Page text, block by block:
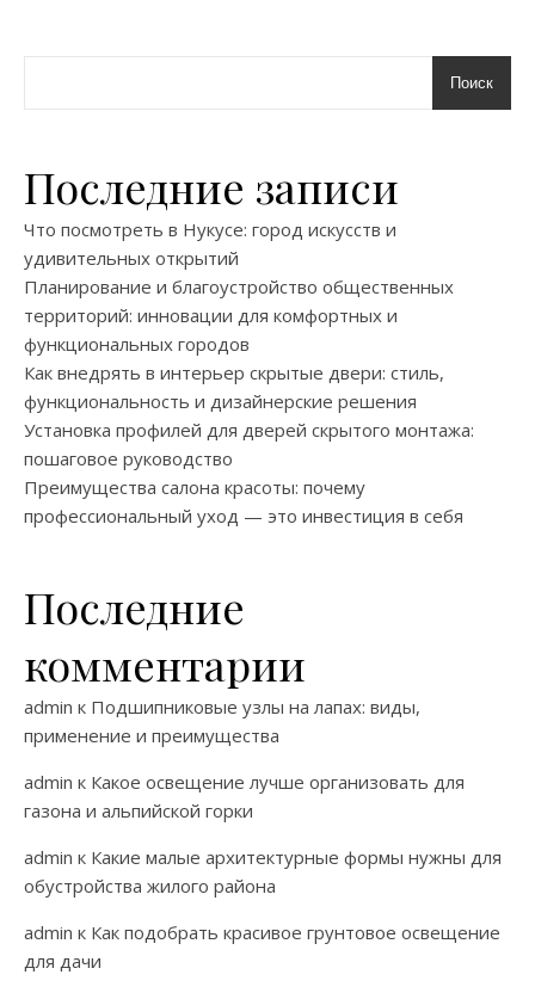
Поиск
Последние записи
Что посмотреть в Нукусе: город искусств и
удивительных открытий
Планирование и благоустройство общественных
территорий: инновации для комфортных и
функциональных городов
Как внедрять в интерьер скрытые двери: стиль,
функциональность и дизайнерские решения
Установка профилей для дверей скрытого монтажа:
пошаговое руководство
Преимущества салона красоты: почему
профессиональный уход — это инвестиция в себя
Последние
комментарии
admin к Подшипниковые узлы на лапах: виды,
применение и преимущества
admin к Какое освещение лучше организовать для
газона и альпийской горки
admin к Какие малые архитектурные формы нужны для
обустройства жилого района
admin к Как подобрать красивое грунтовое освещение
для дачи